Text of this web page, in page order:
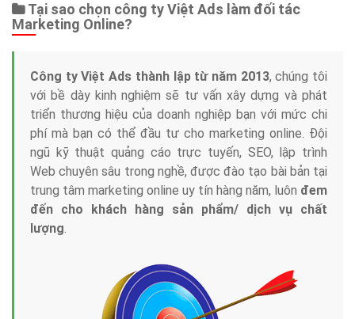
Tại sao chọn công ty Việt Ads làm đối tác
Marketing Online?
Công ty Việt Ads thành lập từ năm 2013, chúng tôi
với bề dày kinh nghiệm sẽ tư vấn xây dựng và phát
triển thương hiệu của doanh nghiệp bạn với mức chi
phí mà bạn có thể đầu tư cho marketing online. Đội
ngũ kỹ thuật quảng cáo trực tuyến, SEO, lập trình
Web chuyên sâu trong nghề, được đào tạo bài bản tại
trung tâm marketing online uy tín hàng năm, luôn đem
đến cho khách hàng sản phẩm/ dịch vụ chất
lượng.